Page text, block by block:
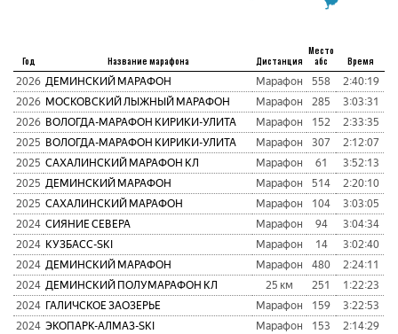
Год Название марафона Дистанция
Место
абс
Время
2026 ДЕМИНСКИЙ МАРАФОН Марафон 558 2:40:19
2026 МОСКОВСКИЙ ЛЫЖНЫЙ МАРАФОН Марафон 285 3:03:31
2026 ВОЛОГДА-МАРАФОН КИРИКИ-УЛИТА Марафон 152 2:33:35
2025 ВОЛОГДА-МАРАФОН КИРИКИ-УЛИТА Марафон 307 2:12:07
2025 САХАЛИНСКИЙ МАРАФОН КЛ Марафон 61 3:52:13
2025 ДЕМИНСКИЙ МАРАФОН Марафон 514 2:20:10
2025 САХАЛИНСКИЙ МАРАФОН Марафон 104 3:03:05
2024 СИЯНИЕ СЕВЕРА Марафон 94 3:04:34
2024 КУЗБАСC-SKI Марафон 14 3:02:40
2024 ДЕМИНСКИЙ МАРАФОН Марафон 480 2:24:11
2024 ДЕМИНСКИЙ ПОЛУМАРАФОН КЛ 25 км 251 1:22:23
2024 ГАЛИЧСКОЕ ЗАОЗЕРЬЕ Марафон 159 3:22:53
2024 ЭКОПАРК-АЛМАЗ-SKI Марафон 153 2:14:29